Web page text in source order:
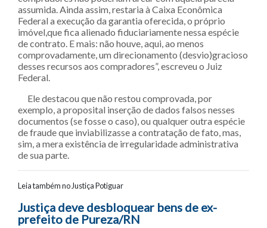
assumida. Ainda assim, restaria à Caixa Econômica
Federal a execução da garantia oferecida, o próprio
imóvel,que fica alienado fiduciariamente nessa espécie
de contrato. E mais: não houve, aqui, ao menos
comprovadamente, um direcionamento (desvio)gracioso
desses recursos aos compradores”, escreveu o Juiz
Federal.
Ele destacou que não restou comprovada, por
exemplo, a proposital inserção de dados falsos nesses
documentos (se fosse o caso), ou qualquer outra espécie
de fraude que inviabilizasse a contratação de fato, mas,
sim, a mera existência de irregularidade administrativa
de sua parte.
Leia também no Justiça Potiguar
Navegação entre posts
Justiça deve desbloquear bens de ex-
prefeito de Pureza/RN